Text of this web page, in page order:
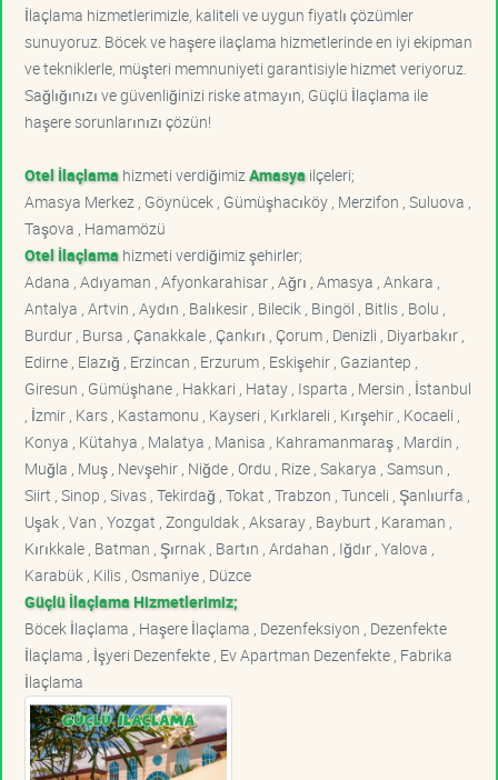
İlaçlama hizmetlerimizle, kaliteli ve uygun fiyatlı çözümler
sunuyoruz. Böcek ve haşere ilaçlama hizmetlerinde en iyi ekipman
ve tekniklerle, müşteri memnuniyeti garantisiyle hizmet veriyoruz.
Sağlığınızı ve güvenliğinizi riske atmayın, Güçlü İlaçlama ile
haşere sorunlarınızı çözün!
Otel İlaçlama hizmeti verdiğimiz Amasya ilçeleri;
Amasya Merkez , Göynücek , Gümüşhacıköy , Merzifon , Suluova ,
Taşova , Hamamözü
Otel İlaçlama hizmeti verdiğimiz şehirler;
Adana , Adıyaman , Afyonkarahisar , Ağrı , Amasya , Ankara ,
Antalya , Artvin , Aydın , Balıkesir , Bilecik , Bingöl , Bitlis , Bolu ,
Burdur , Bursa , Çanakkale , Çankırı , Çorum , Denizli , Diyarbakır ,
Edirne , Elazığ , Erzincan , Erzurum , Eskişehir , Gaziantep ,
Giresun , Gümüşhane , Hakkari , Hatay , Isparta , Mersin , İstanbul
, İzmir , Kars , Kastamonu , Kayseri , Kırklareli , Kırşehir , Kocaeli ,
Konya , Kütahya , Malatya , Manisa , Kahramanmaraş , Mardin ,
Muğla , Muş , Nevşehir , Niğde , Ordu , Rize , Sakarya , Samsun ,
Siirt , Sinop , Sivas , Tekirdağ , Tokat , Trabzon , Tunceli , Şanlıurfa ,
Uşak , Van , Yozgat , Zonguldak , Aksaray , Bayburt , Karaman ,
Kırıkkale , Batman , Şırnak , Bartın , Ardahan , Iğdır , Yalova ,
Karabük , Kilis , Osmaniye , Düzce
Güçlü İlaçlama Hizmetlerimiz;
Böcek İlaçlama , Haşere İlaçlama , Dezenfeksiyon , Dezenfekte
İlaçlama , İşyeri Dezenfekte , Ev Apartman Dezenfekte , Fabrika
İlaçlama